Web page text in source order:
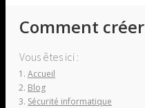
Comment
Vous êtes ici :
Accueil
Blog
Sécurité informatique